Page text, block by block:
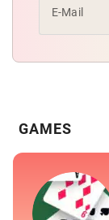
E-Mail
GAMES